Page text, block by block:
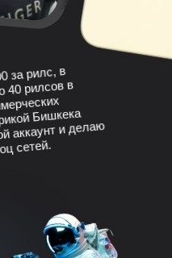
за рилс, в
рилсов в
Бишкека
аккаунт и делаю
сетей.